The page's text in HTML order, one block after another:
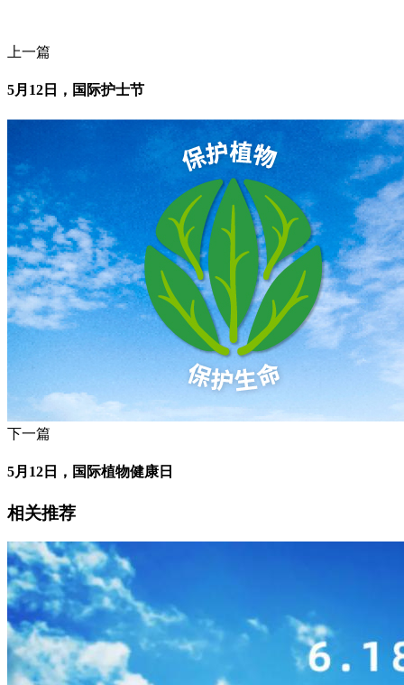
上一篇
5月12日，国际护士节
下一篇
5月12日，国际植物健康日
相关推荐